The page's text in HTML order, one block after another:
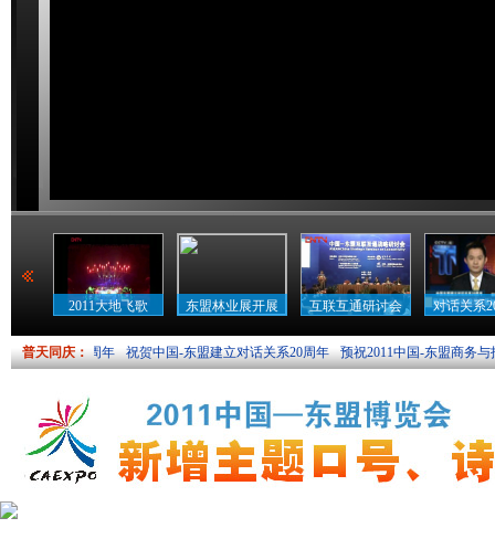
2011大地飞歌 东盟林业展开展 互联互通研讨会 对话关系
普天同庆：
产党成立90周年 祝贺中国-东盟建立对话关系20周年 预祝2011中国-东盟商务与投